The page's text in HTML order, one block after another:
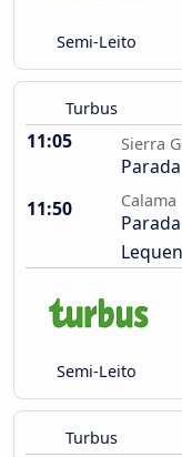
Semi-Leito
Turbus
11:05 Sierra
11:50
Calama
Semi-Leito
Turbus